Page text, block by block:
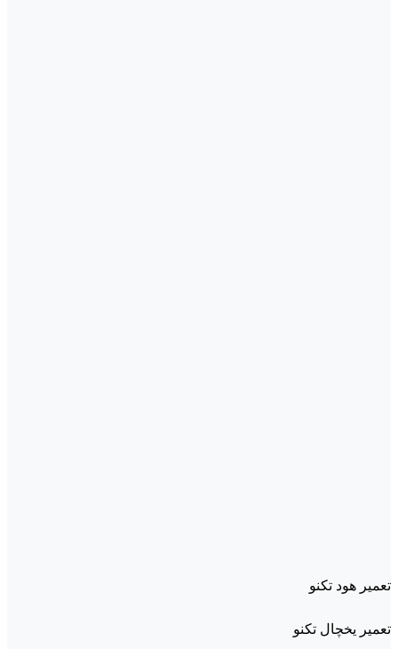
تعمیر هود تکنو
تعمیر یخچال تکنو